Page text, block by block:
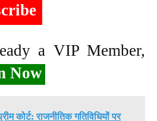
a VIP Member,
Now
कोर्ट: राजनीतिक गतिविधियों पर